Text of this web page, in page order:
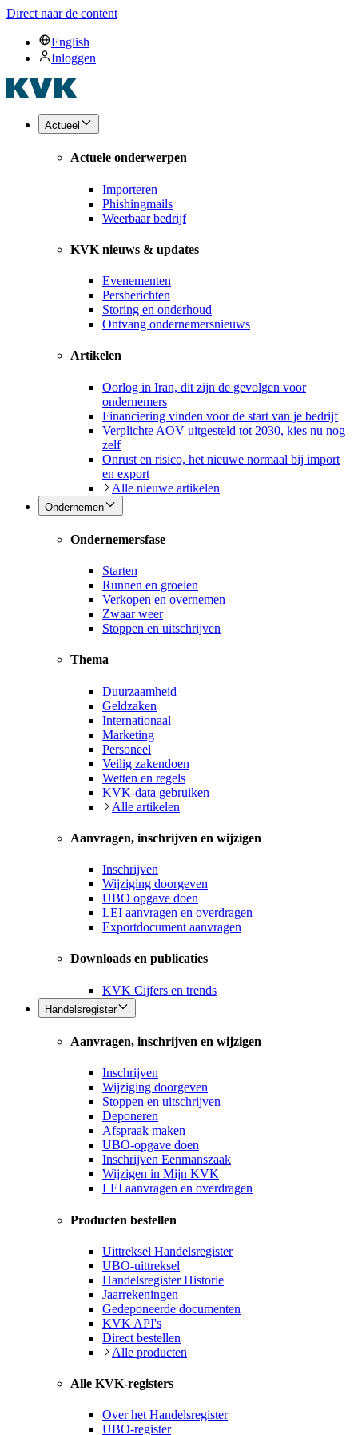
Direct naar de content
English
Inloggen
Actueel
Actuele onderwerpen
Importeren
Phishingmails
Weerbaar bedrijf
KVK nieuws & updates
Evenementen
Persberichten
Storing en onderhoud
Ontvang ondernemersnieuws
Artikelen
Oorlog in Iran, dit zijn de gevolgen voor
ondernemers
Financiering vinden voor de start van je bedrijf
Verplichte AOV uitgesteld tot 2030, kies nu nog
zelf
Onrust en risico, het nieuwe normaal bij import
en export
Alle nieuwe artikelen
Ondernemen
Ondernemersfase
Starten
Runnen en groeien
Verkopen en overnemen
Zwaar weer
Stoppen en uitschrijven
Thema
Duurzaamheid
Geldzaken
Internationaal
Marketing
Personeel
Veilig zakendoen
Wetten en regels
KVK-data gebruiken
Alle artikelen
Aanvragen, inschrijven en wijzigen
Inschrijven
Wijziging doorgeven
UBO opgave doen
LEI aanvragen en overdragen
Exportdocument aanvragen
Downloads en publicaties
KVK Cijfers en trends
Handelsregister
Aanvragen, inschrijven en wijzigen
Inschrijven
Wijziging doorgeven
Stoppen en uitschrijven
Deponeren
Afspraak maken
UBO-opgave doen
Inschrijven Eenmanszaak
Wijzigen in Mijn KVK
LEI aanvragen en overdragen
Producten bestellen
Uittreksel Handelsregister
UBO-uittreksel
Handelsregister Historie
Jaarrekeningen
Gedeponeerde documenten
KVK API's
Direct bestellen
Alle producten
Alle KVK-registers
Over het Handelsregister
UBO-register